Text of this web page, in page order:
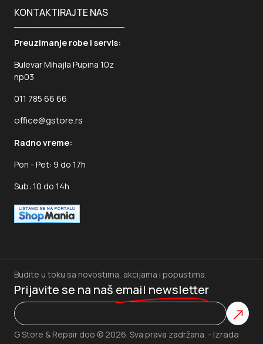
KONTAKTIRAJTE NAS
Preuzimanje robe i servis:
Bulevar Mihajla Pupina 10z
np03
011 785 66 66
office@gstore.rs
Radno vreme:
Pon - Pet: 9 do 17h
Sub: 10 do 14h
G Store & Repair doo © 2026. Sva prava zadržana. - Izrada
Budite u toku sa novostima, akcijama i popustima.
Prijavite se na naš email newsletter